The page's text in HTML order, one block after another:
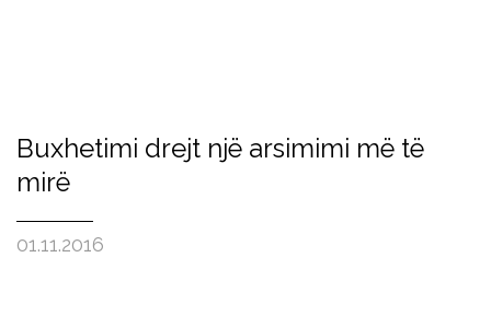
Buxhetimi drejt një arsimimi më të
mirë
01.11.2016